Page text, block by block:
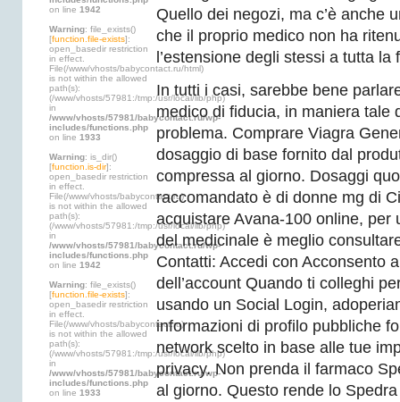
on line 1942
Warning: file_exists()
[function.file-exists]:
open_basedir restriction
in effect.
File(/www/vhosts/babycontact.ru/html)
is not within the allowed
path(s):
(/www/vhosts/57981:/tmp:/usr/local/lib/php)
in
/www/vhosts/57981/babycontact.ru/wp-
includes/functions.php
on line 1933
Warning: is_dir()
[function.is-dir]:
open_basedir restriction
in effect.
File(/www/vhosts/babycontact.ru)
is not within the allowed
path(s):
(/www/vhosts/57981:/tmp:/usr/local/lib/php)
in
/www/vhosts/57981/babycontact.ru/wp-
includes/functions.php
on line 1942
Warning: file_exists()
[function.file-exists]:
open_basedir restriction
in effect.
File(/www/vhosts/babycontact.ru)
is not within the allowed
path(s):
(/www/vhosts/57981:/tmp:/usr/local/lib/php)
in
/www/vhosts/57981/babycontact.ru/wp-
includes/functions.php
on line 1933
Quello dei negozi, ma c’è anche
che il proprio medico non ha
l’estensione degli stessi a tutta la
In tutti i casi, sarebbe bene
medico di fiducia, in maniera tale
problema. Comprare Viagra
dosaggio di base fornito dal
compressa al giorno. Dosaggi
raccomandato è di donne mg di
acquistare Avana-100 online, per
del medicinale è meglio
Contatti: Accedi con Acconsento
dell’account Quando ti colleghi
usando un Social Login,
informazioni di profilo pubbliche
network scelto in base alle tue
privacy. Non prenda il farmaco
al giorno. Questo rende lo